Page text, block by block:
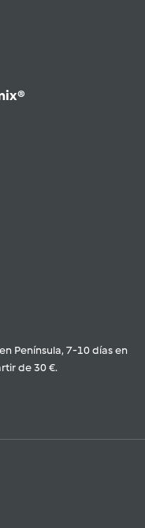
Península, 7-10 días en
de 30 €.